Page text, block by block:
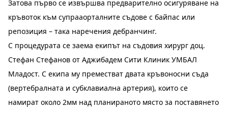
Затова първо се извършва предварително осигуряване на
кръвоток към супрааорталните съдове с байпас или
репозиция – така наречения дебранчинг.
С процедурата се заема екипът на съдовия хирург доц.
Стефан Стефанов от Аджибадем Сити Клиник УМБАЛ
Младост. С екипа му преместват двата кръвоносни съда
(вертебралната и субклавиална артерия), които се
намират около 2мм над планираното място за поставянето